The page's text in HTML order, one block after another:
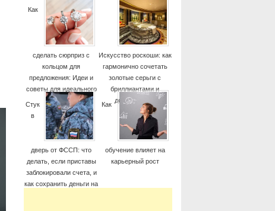
Как
сделать сюрприз с
кольцом для
предложения: Идеи и
советы для идеального
момента
Искусство роскоши: как
гармонично сочетать
золотые серьги с
бриллиантами и
дорогие часы
Стук
в
дверь от ФССП: что
делать, если приставы
заблокировали счета, и
как сохранить деньги на
Как
обучение влияет на
карьерный рост